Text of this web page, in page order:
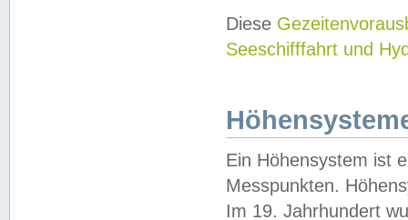
Diese
Seeschifffahrt und
Ein Höhensystem ist
Messpunkten.
Im 19. Jahrhundert